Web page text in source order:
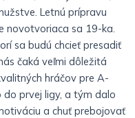
Letnú prípravu
novotvoriaca sa 19-ka.
sa budú chcieť presadiť
čaká veľmi dôležitá
hráčov pre A-
prvej ligy, a tým dalo
a chuť prebojovať